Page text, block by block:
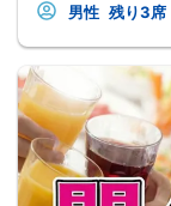
男性 残り3席